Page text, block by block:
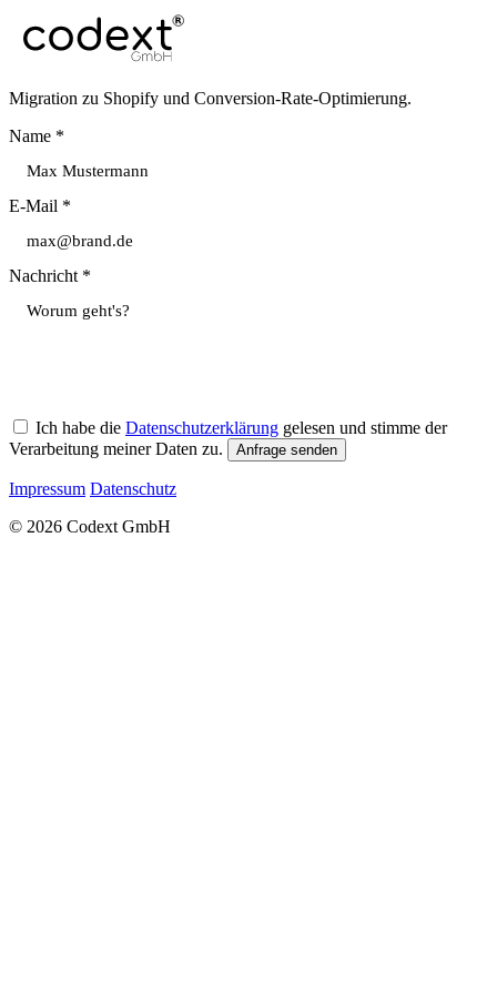
Migration zu Shopify und Conversion-Rate-Optimierung.
Name *
E-Mail *
Nachricht *
Ich habe die Datenschutzerklärung gelesen und stimme der
Verarbeitung meiner Daten zu.
Anfrage senden
Impressum Datenschutz
© 2026 Codext GmbH